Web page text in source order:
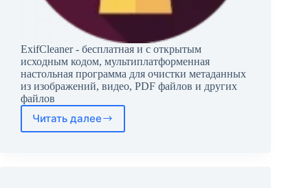
ExifCleaner - бесплатная и с открытым
исходным кодом, мультиплатформенная
настольная программа для очистки метаданных
из изображений, видео, PDF файлов и других
файлов
Читать далее
ExifCleaner